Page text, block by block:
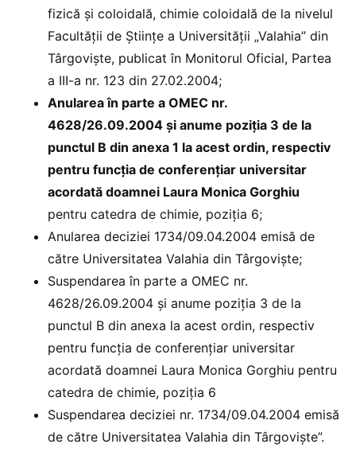
fizică și coloidală, chimie coloidală de la nivelul
Facultății de Științe a Universității „Valahia” din
Târgoviște, publicat în Monitorul Oficial, Partea
a III-a nr. 123 din 27.02.2004;
Anularea în parte a OMEC nr.
4628/26.09.2004 și anume poziția 3 de la
punctul B din anexa 1 la acest ordin, respectiv
pentru funcția de conferențiar universitar
acordată doamnei Laura Monica Gorghiu
pentru catedra de chimie, poziția 6;
Anularea deciziei 1734/09.04.2004 emisă de
către Universitatea Valahia din Târgoviște;
Suspendarea în parte a OMEC nr.
4628/26.09.2004 și anume poziția 3 de la
punctul B din anexa la acest ordin, respectiv
pentru funcția de conferențiar universitar
acordată doamnei Laura Monica Gorghiu pentru
catedra de chimie, poziția 6
Suspendarea deciziei nr. 1734/09.04.2004 emisă
de către Universitatea Valahia din Târgoviște”.